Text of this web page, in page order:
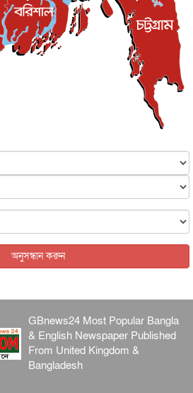
মোহিনী রশিদ এনওয়াইপিডির উচ্চপদস্থ কর্মকর্তা
৬ আগস্ট, ২০২৬
জন্য উন্মুক্ত জুলাই স্মৃতি জাদুঘর
৬ আগস্ট, ২০২৬
৬ আগস্ট, ২০২৬
নেওয়ার জন্য সবাই প্রতিযোগিতায় নেমেছে :
৬ আগস্ট, ২০২৬
৬ আগস্ট, ২০২৬
অনুসন্ধান করুন
GBnews24 Most Popular Bangla
& English Newspaper Published
From United Kingdom &
Bangladesh